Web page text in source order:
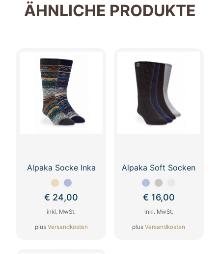
ÄHNLICHE PRODUKTE
Alpaka Socke Inka
€ 24,00
inkl. MwSt.
plus Versandkosten
Alpaka Soft Socken
€ 16,00
inkl. MwSt.
plusVersandkosten